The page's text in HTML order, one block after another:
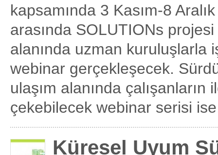
kapsamında 3 Kasım-8
arasında SOLUTIONs projesi
alanında uzman kuruluşlarla
webinar gerçekleşecek.
ulaşım alanında çalışanların
çekebilecek webinar serisi
Küresel Uyum